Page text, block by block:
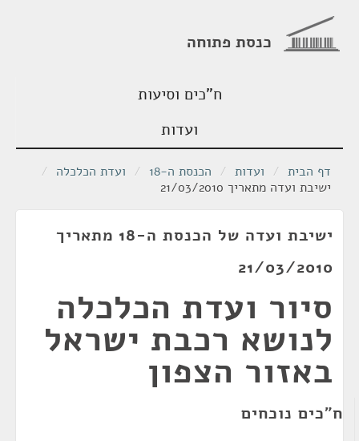
כנסת פתוחה
ח"כים וסיעות
ועדות
דף הבית / ועדות / הכנסת ה-18 / ועדת הכלכלה /
ישיבת ועדה מתאריך 21/03/2010
ישיבת ועדה של הכנסת ה-18 מתאריך
21/03/2010
סיור ועדת הכלכלה
לנושא רכבת ישראל
באזור הצפון
ח"כים נוכחים